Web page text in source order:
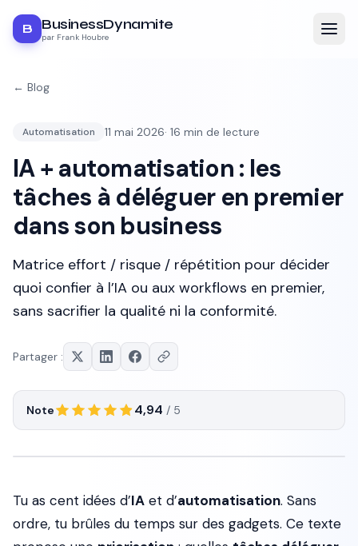
B BusinessDynamite
par Frank Houbre
← Blog
Automatisation 11 mai 2026· 16 min de lecture
IA + automatisation : les
tâches à déléguer en premier
dans son business
Matrice effort / risque / répétition pour décider
quoi confier à l’IA ou aux workflows en premier,
sans sacrifier la qualité ni la conformité.
Partager :
Note 4,94 / 5
Tu as cent idées d’IA et d’automatisation. Sans
ordre, tu brûles du temps sur des gadgets. Ce texte